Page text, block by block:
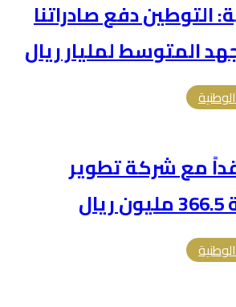
التوطين دفع صادراتنا
المتوسط لمليار ريال
مع شركة تطوير